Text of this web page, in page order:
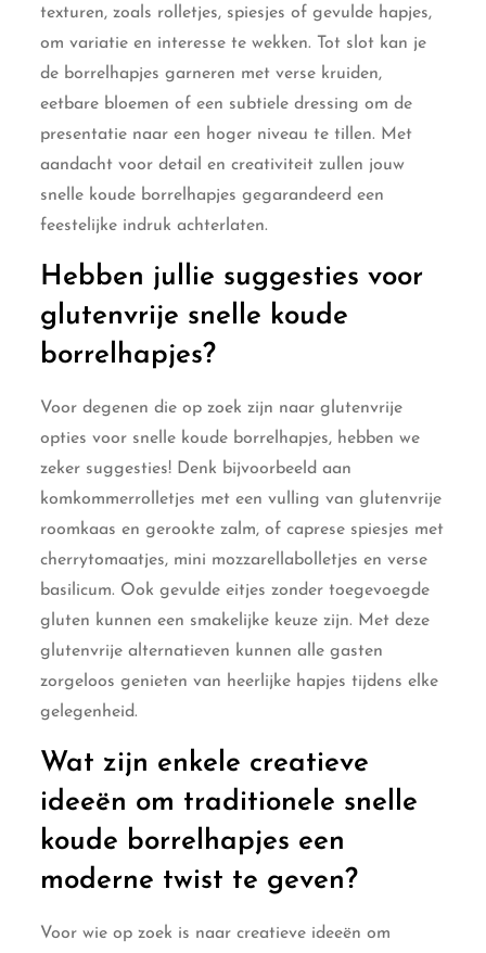
texturen, zoals rolletjes, spiesjes of gevulde hapjes,
om variatie en interesse te wekken. Tot slot kan je
de borrelhapjes garneren met verse kruiden,
eetbare bloemen of een subtiele dressing om de
presentatie naar een hoger niveau te tillen. Met
aandacht voor detail en creativiteit zullen jouw
snelle koude borrelhapjes gegarandeerd een
feestelijke indruk achterlaten.
Hebben jullie suggesties voor
glutenvrije snelle koude
borrelhapjes?
Voor degenen die op zoek zijn naar glutenvrije
opties voor snelle koude borrelhapjes, hebben we
zeker suggesties! Denk bijvoorbeeld aan
komkommerrolletjes met een vulling van glutenvrije
roomkaas en gerookte zalm, of caprese spiesjes met
cherrytomaatjes, mini mozzarellabolletjes en verse
basilicum. Ook gevulde eitjes zonder toegevoegde
gluten kunnen een smakelijke keuze zijn. Met deze
glutenvrije alternatieven kunnen alle gasten
zorgeloos genieten van heerlijke hapjes tijdens elke
gelegenheid.
Wat zijn enkele creatieve
ideeën om traditionele snelle
koude borrelhapjes een
moderne twist te geven?
Voor wie op zoek is naar creatieve ideeën om